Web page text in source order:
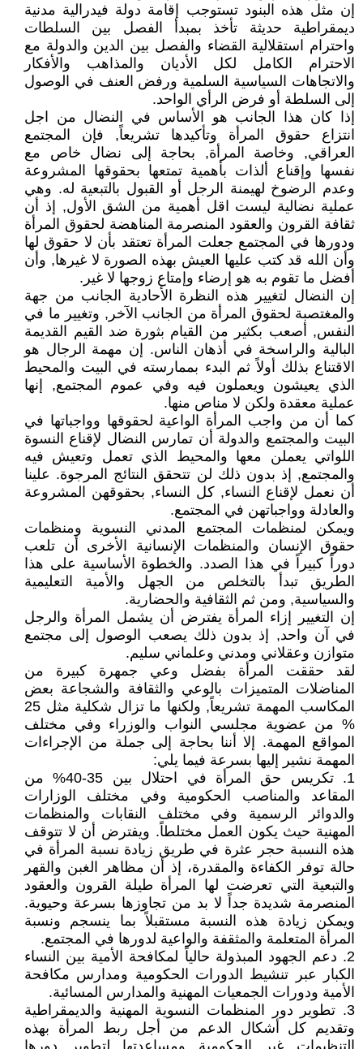
إن مثل هذه البنود تستوجب إقامة دولة فيدرالية مدنية
ديمقراطية حديثة تأخذ بمبدأ الفصل بين السلطات
واحترام استقلالية القضاء والفصل بين الدين والدولة مع
الاحترام الكامل لكل الأديان والمذاهب والأفكار
والاتجاهات السياسية السلمية ورفض العنف في الوصول
إلى السلطة أو فرض الرأي الواحد.
إذا كان هذا الجانب هو الأساس في النضال من اجل
انتزاع حقوق المرأة وتأكيدها تشريعاً, فإن المجتمع
العراقي, وخاصة المرأة, بحاجة إلى نضال خاص مع
نفسها وإقناع ألذات بأهمية تمتعها بحقوقها المشروعة
وعدم الرضوخ لهيمنة الرجل أو القبول بالتبعية له. وهي
عملية نضالية ليست اقل أهمية من الشق الأول, إذ أن
ثقافة القرون والعقود المنصرمة المناهضة لحقوق المرأة
ودورها في المجتمع جعلت المرأة تعتقد بأن لا حقوق لها
وأن الله قد كتب عليها العيش بهذه الصورة لا غيرها, وأن
أفضل ما تقوم به هو إرضاء وإمتاع زوجها لا غير.
إن النضال لتغيير هذه النظرة الأحادية الجانب من جهة
والمغتصبة لحقوق المرأة من الجانب الآخر, وتغيير ما في
النفس, أصعب بكثير من القيام بثورة ضد القيم القديمة
البالية والراسخة في أذهان الناس. إن مهمة الرجال هو
الاقتناع بذلك أولاً ثم البدء بممارسته في البيت والمحيط
الذي يعيشون ويعملون فيه وفي عموم المجتمع, إنها
عملية معقدة ولكن لا مناص منها.
كما أن من واجب المرأة الواعية لحقوقها وواجباتها في
البيت والمجتمع والدولة أن تمارس النضال لإقناع النسوة
اللواتي يعملن معها والمحيط الذي تعمل وتعيش فيه
والمجتمع, إذ بدون ذلك لن تتحقق النتائج المرجوة. علينا
أن نعمل لإقناع النساء, كل النساء, بحقوقهن المشروعة
والعادلة وواجباتهن في المجتمع.
ويمكن لمنظمات المجتمع المدني النسوية ومنظمات
حقوق الإنسان والمنظمات الإنسانية الأخرى أن تلعب
دوراً كبيراً في هذا الصدد. والخطوة الأساسية على هذا
الطريق تبدأ بالتخلص من الجهل والأمية التعليمية
والسياسية, ومن ثم الثقافية والحضارية.
إن التغيير إزاء المرأة يفترض أن يشمل المرأة والرجل
في آن واحد, إذ بدون ذلك يصعب الوصول إلى مجتمع
متوازن وعقلاني ومدني وعلماني سليم.
لقد حققت المرأة بفضل وعي جمهرة كبيرة من
المناضلات المتميزات بالوعي والثقافة والشجاعة بعض
المكاسب المهمة تشريعاً, ولكنها ما تزال شكلية مثل 25
% من عضوية مجلسي النواب والوزراء وفي مختلف
المواقع المهمة. إلا أننا بحاجة إلى جملة من الإجراءات
المهمة نشير إليها بسرعة فيما يلي:
1. تكريس حق المرأة في احتلال بين 35-40% من
المقاعد والمناصب الحكومية وفي مختلف الوزارات
والدوائر الرسمية وفي مختلف النقابات والمنظمات
المهنية حيث يكون العمل مختلطاً. ويفترض أن لا تتوقف
هذه النسبة حجر عثرة في طريق زيادة نسبة المرأة في
حالة توفر الكفاءة والمقدرة، إذ أن مظاهر الغبن والقهر
والتبعية التي تعرضت لها المرأة طيلة القرون والعقود
المنصرمة شديدة جداً لا بد من تجاوزها بسرعة وحيوية.
ويمكن زيادة هذه النسبة مستقبلاً بما ينسجم ونسبة
المرأة المتعلمة والمثقفة والواعية لدورها في المجتمع.
2. دعم الجهود المبذولة حالياً لمكافحة الأمية بين النساء
الكبار عبر تنشيط الدورات الحكومية ومدارس مكافحة
الأمية ودورات الجمعيات المهنية والمدارس المسائية.
3. تطوير دور المنظمات النسوية المهنية والديمقراطية
وتقديم كل أشكال الدعم من أجل ربط المرأة بهذه